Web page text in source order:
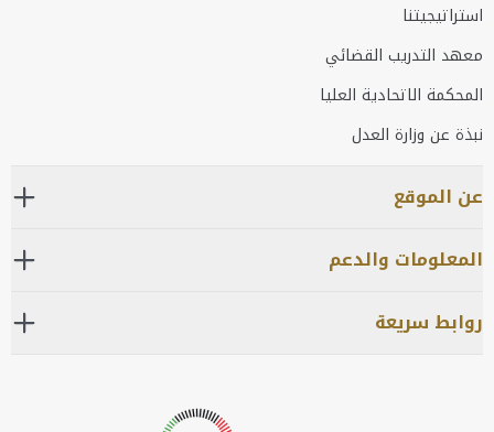
استراتيجيتنا
معهد التدريب القضائي
المحكمة الاتحادية العليا
نبذة عن وزارة العدل
عن الموقع
المعلومات والدعم
روابط سريعة